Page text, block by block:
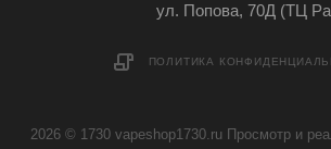
ул. Попова, 70Д (ТЦ
ПОЛИТИКА
2026 © 1730 vapeshop1730.ru Просмотр и